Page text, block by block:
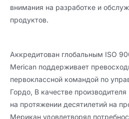
внимания на разработке и
продуктов.
Аккредитован глобальным ISO
Merican поддерживает
первоклассной командой по
Гордо, В качестве
на протяжении десятилетий на
Мерикан удовлетворял